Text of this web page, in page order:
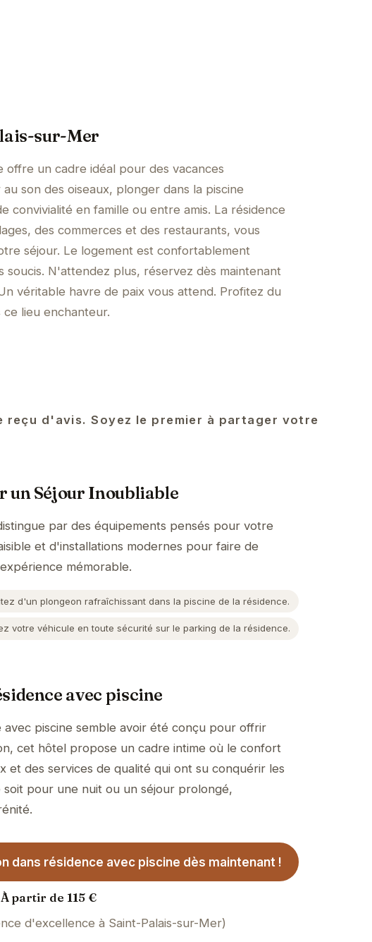
sur-Mer
offre un cadre idéal pour des vacances
son des oiseaux, plonger dans la piscine
convivialité en famille ou entre amis. La résidence
des commerces et des restaurants, vous
séjour. Le logement est confortablement
N'attendez plus, réservez dès maintenant
véritable havre de paix vous attend. Profitez du
lieu enchanteur.
reçu d'avis. Soyez le premier à partager votre
un Séjour Inoubliable
par des équipements pensés pour votre
et d'installations modernes pour faire de
mémorable.
d'un plongeon rafraîchissant dans la piscine de la résidence.
votre véhicule en toute sécurité sur le parking de la résidence.
avec piscine
avec piscine semble avoir été conçu pour offrir
cet hôtel propose un cadre intime où le confort
et des services de qualité qui ont su conquérir les
pour une nuit ou un séjour prolongé,
dans résidence avec piscine dès maintenant !
À partir de 115 €
d'excellence à Saint-Palais-sur-Mer)